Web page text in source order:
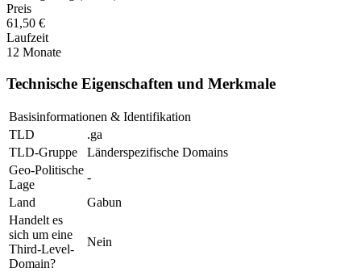
Preis
61,50 €
Laufzeit
12 Monate
Technische Eigenschaften und Merkmale
Basisinformationen & Identifikation
TLD
.ga
TLD-Gruppe
Länderspezifische Domains
Geo-Politische
Lage
-
Land
Gabun
Handelt es
sich um eine
Third-Level-
Domain?
Nein